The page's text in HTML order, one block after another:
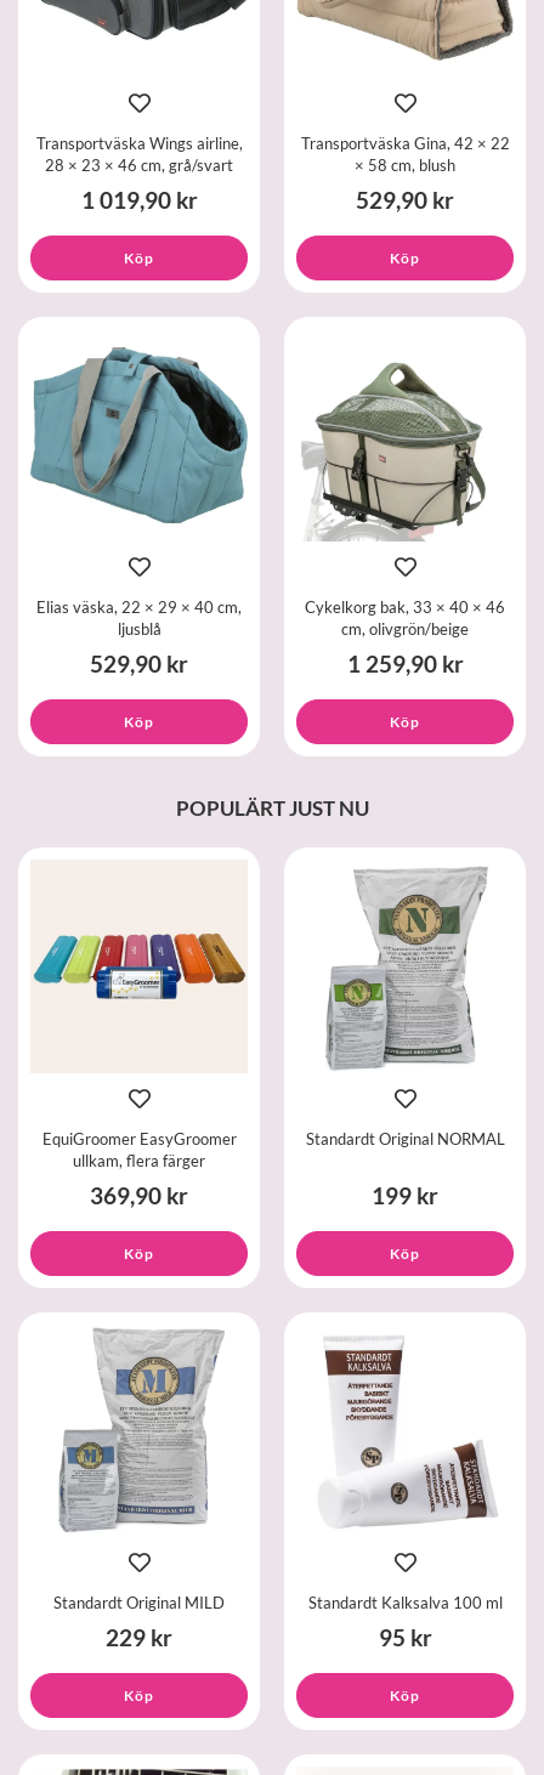
Transportväska Wings airline,
28 × 23 × 46 cm, grå/svart
1 019,90 kr
Köp
Transportväska Gina, 42 × 22
× 58 cm, blush
529,90 kr
Köp
Elias väska, 22 × 29 × 40 cm,
ljusblå
529,90 kr
Köp
Cykelkorg bak, 33 × 40 × 46
cm, olivgrön/beige
1 259,90 kr
Köp
POPULÄRT JUST NU
EquiGroomer EasyGroomer
ullkam, flera färger
369,90 kr
Köp
Standardt Original NORMAL
199 kr
Köp
Standardt Original MILD
229 kr
Köp
Standardt Kalksalva 100 ml
95 kr
Köp